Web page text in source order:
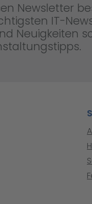
Newsletter
IT-
Neuigkeiten